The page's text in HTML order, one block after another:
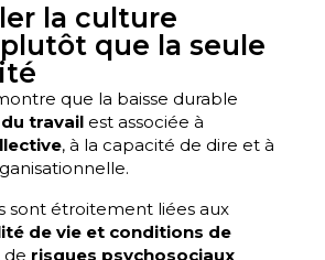
la culture
que la seule
que la baisse durable
travail est associée à
, à la capacité de dire et à
sont étroitement liées aux
de vie et conditions de
de risques psychosociaux